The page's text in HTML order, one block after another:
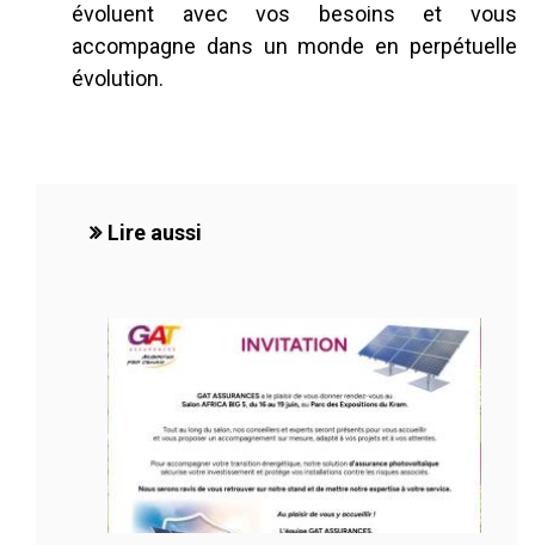
évoluent avec vos besoins et vous
accompagne dans un monde en perpétuelle
évolution.
Lire aussi